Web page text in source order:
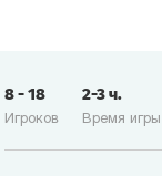
Игроков
8-18
Время игры
2-3ч.